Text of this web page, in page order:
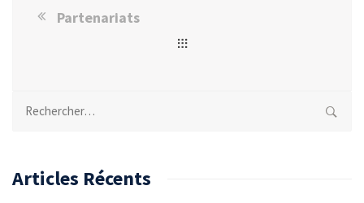
Partenariats
Rechercher :
Articles Récents